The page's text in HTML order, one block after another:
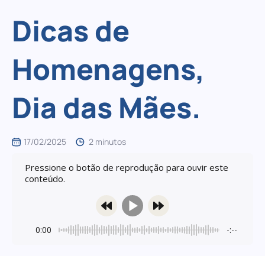
Dicas de
Homenagens,
Dia das Mães.
17/02/2025 2 minutos
Pressione o botão de reprodução para ouvir este
conteúdo.
0:00 -:--
Powered By GSpeech